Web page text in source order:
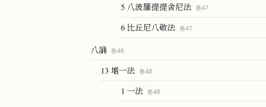
5 八波羅提提舍尼法 卷47
6 比丘尼八敬法 卷47
八誦 卷48
13 增一法 卷48
1 一法 卷48